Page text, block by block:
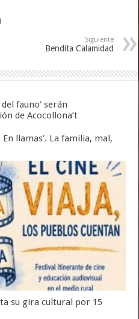
Siguiente
Bendita Calamidad
del fauno’ serán
de Acocollona’t
llamas’. La familia, mal,
su gira cultural por 15